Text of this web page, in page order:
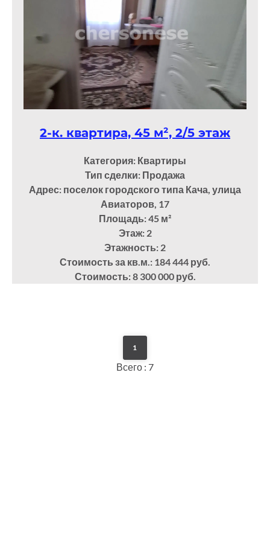
2-к. квартира, 45 м², 2/5 этаж
Категория: Квартиры
Тип сделки: Продажа
Адрес: поселок городского типа Кача, улица
Авиаторов, 17
Площадь: 45 м²
Этаж: 2
Этажность: 2
Стоимость за кв.м.: 184 444 руб.
Стоимость: 8 300 000 руб.
1
Всего : 7